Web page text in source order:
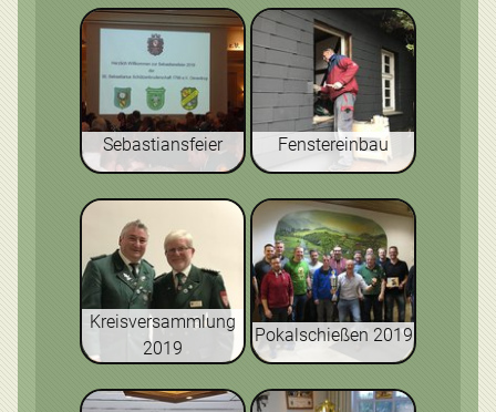
Sebastiansfeier Fenstereinbau
Kreisversammlung
2019
Pokalschießen 2019